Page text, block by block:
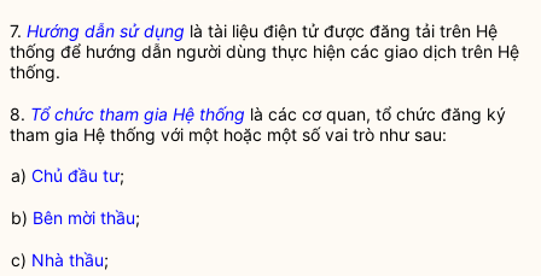
7. Hướng dẫn sử dụng là tài liệu điện tử được đăng tải trên Hệ
thống để hướng dẫn người dùng thực hiện các giao dịch trên Hệ
thống.
8. Tổ chức tham gia Hệ thống là các cơ quan, tổ chức đăng ký
tham gia Hệ thống với một hoặc một số vai trò như sau:
a) Chủ đầu tư;
b) Bên mời thầu;
c) Nhà thầu;